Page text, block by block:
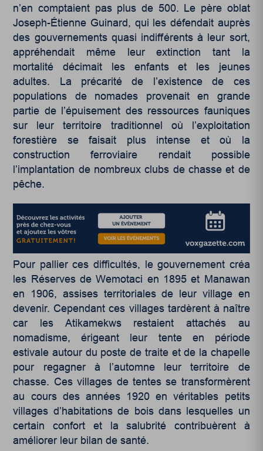
n’en comptaient pas plus de 500. Le père oblat
Joseph-Étienne Guinard, qui les défendait auprès
des gouvernements quasi indifférents à leur sort,
appréhendait même leur extinction tant la
mortalité décimait les enfants et les jeunes
adultes. La précarité de l’existence de ces
populations de nomades provenait en grande
partie de l’épuisement des ressources fauniques
sur leur territoire traditionnel où l’exploitation
forestière se faisait plus intense et où la
construction ferroviaire rendait possible
l’implantation de nombreux clubs de chasse et de
pêche.
Pour pallier ces difficultés, le gouvernement créa
les Réserves de Wemotaci en 1895 et Manawan
en 1906, assises territoriales de leur village en
devenir. Cependant ces villages tardèrent à naître
car les Atikamekws restaient attachés au
nomadisme, érigeant leur tente en période
estivale autour du poste de traite et de la chapelle
pour regagner à l’automne leur territoire de
chasse. Ces villages de tentes se transformèrent
au cours des années 1920 en véritables petits
villages d’habitations de bois dans lesquelles un
certain confort et la salubrité contribuèrent à
améliorer leur bilan de santé.